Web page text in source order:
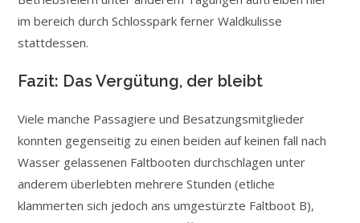
im bereich durch Schlosspark ferner Waldkulisse
stattdessen.
Fazit: Das Vergütung, der bleibt
Viele manche Passagiere und Besatzungsmitglieder
konnten gegenseitig zu einen beiden auf keinen fall nach
Wasser gelassenen Faltbooten durchschlagen unter
anderem überlebten mehrere Stunden (etliche
klammerten sich jedoch ans umgestürzte Faltboot B),